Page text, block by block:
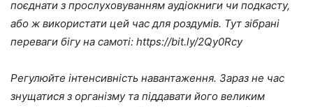
поєднати з прослуховуванням аудіокниги чи подкасту,
або ж використати цей час для роздумів. Тут зібрані
переваги бігу на самоті: https://bit.ly/2Qy0Rcy
Регулюйте інтенсивність навантаження. Зараз не час
знущатися з організму та піддавати його великим